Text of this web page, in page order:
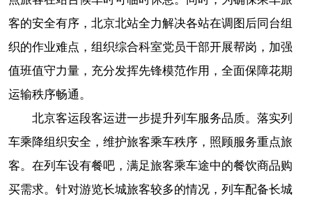
客的安全有序，北京北站全力解决各站在调图后同台组
织的作业难点，组织综合科室党员干部开展帮岗，加强
值班值守力量，充分发挥先锋模范作用，全面保障花期
运输秩序畅通。
北京客运段客运进一步提升列车服务品质。落实列
车乘降组织安全，维护旅客乘车秩序，照顾服务重点旅
客。在列车设有餐吧，满足旅客乘车途中的餐饮商品购
买需求。针对游览长城旅客较多的情况， 列车配备长城